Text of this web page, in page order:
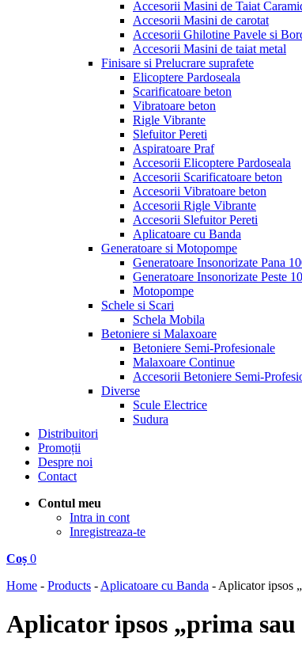
Accesorii Masini de Taiat
Accesorii Masini de carotat
Accesorii Ghilotine Pavele si
Accesorii Masini de taiat metal
Finisare si Prelucrare suprafete
Elicoptere Pardoseala
Scarificatoare beton
Vibratoare beton
Rigle Vibrante
Slefuitor Pereti
Aspiratoare Praf
Accesorii Elicoptere Pardoseala
Accesorii Scarificatoare beton
Accesorii Vibratoare beton
Accesorii Rigle Vibrante
Accesorii Slefuitor Pereti
Aplicatoare cu Banda
Generatoare si Motopompe
Generatoare Insonorizate Pana
Generatoare Insonorizate Peste
Motopompe
Schele si Scari
Schela Mobila
Betoniere si Malaxoare
Betoniere Semi-Profesionale
Malaxoare Continue
Accesorii Betoniere Semi-
Diverse
Scule Electrice
Sudura
Distribuitori
Promoții
Despre noi
Contact
Contul meu
Intra in cont
Inregistreaza-te
Coș 0
Home - Products - Aplicatoare cu Banda - Aplicator ipsos
Aplicator ipsos „prima